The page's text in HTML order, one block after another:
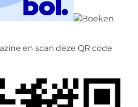
en scan deze QR code